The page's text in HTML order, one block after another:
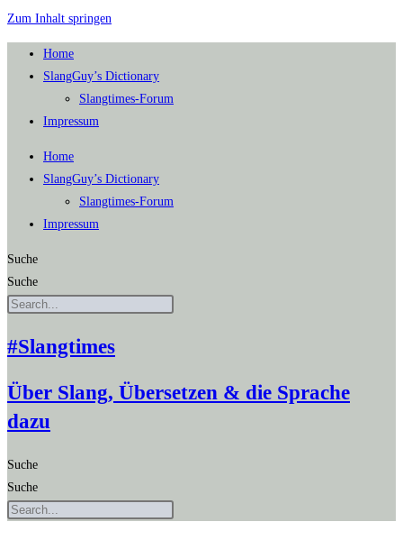
Zum Inhalt springen
Home
SlangGuy’s Dic­tion­a­ry
Slang­times-Forum
Impres­sum
Home
SlangGuy’s Dic­tion­a­ry
Slang­times-Forum
Impres­sum
Suche
Suche
#Slangtimes
Über Slang, Übersetzen & die Sprache
dazu
Suche
Suche